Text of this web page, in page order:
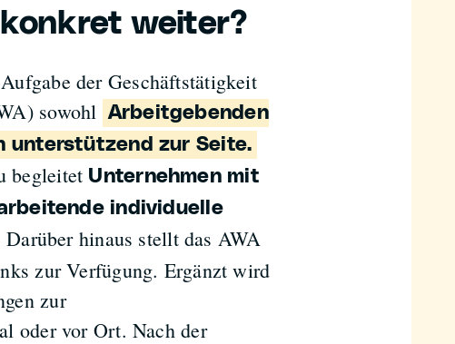
weiter?
der Geschäftstätigkeit
sowohl Arbeitgebenden
unterstützend zur Seite.
begleitet Unternehmen mit
individuelle
hinaus stellt das AWA
zur Verfügung. Ergänzt wird
zur
oder vor Ort. Nach der